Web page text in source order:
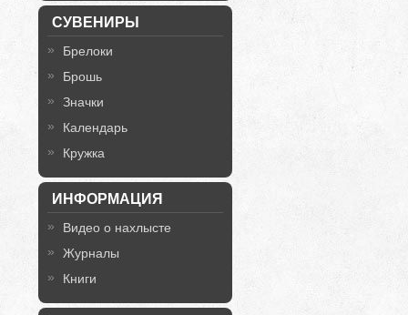
СУВЕНИРЫ
Брелоки
Брошь
Значки
Календарь
Кружка
ИНФОРМАЦИЯ
Видео о нахлысте
Журналы
Книги